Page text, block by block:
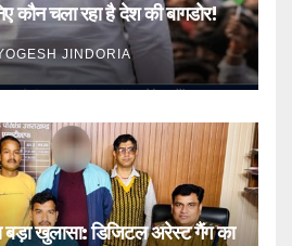
कौन चला रहा है देश की बागडोर!
JINDORIA
बड़ा खुलासा: डिजिटल अरेस्ट गैंग का